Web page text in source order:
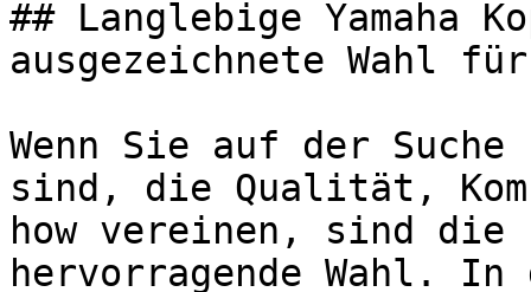
## Langlebige Yamaha
ausgezeichnete Wahl
Wenn Sie auf der
sind, die Qualität,
how vereinen, sind die
hervorragende Wahl. In